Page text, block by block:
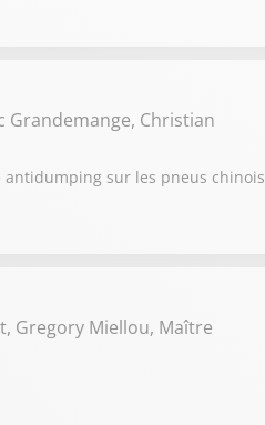
Grandemange, Christian
antidumping sur les pneus chinois
Gregory Miellou, Maître